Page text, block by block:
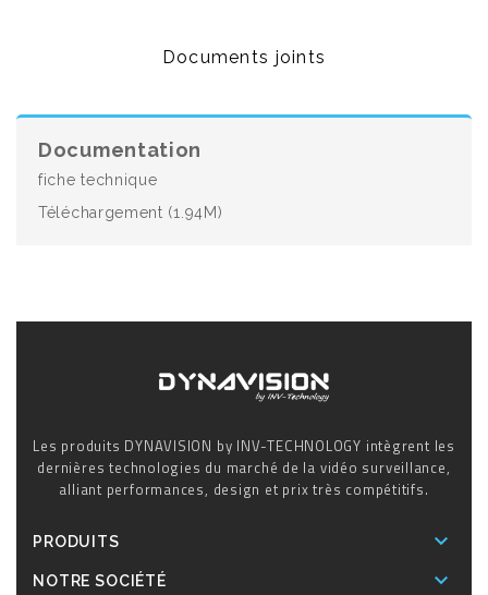
Documents joints
Documentation
fiche technique
Téléchargement (1.94M)
Les produits DYNAVISION by INV-TECHNOLOGY intègrent les
dernières technologies du marché de la vidéo surveillance,
alliant performances, design et prix très compétitifs.
PRODUITS 
NOTRE SOCIÉTÉ 